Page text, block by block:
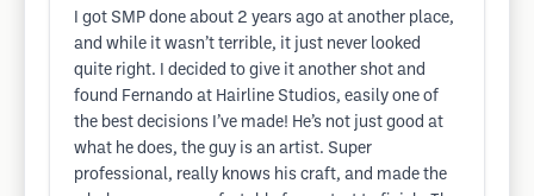
I got SMP done about 2 years ago at another place,
and while it wasn’t terrible, it just never looked
quite right. I decided to give it another shot and
found Fernando at Hairline Studios, easily one of
the best decisions I’ve made! He’s not just good at
what he does, the guy is an artist. Super
professional, really knows his craft, and made the